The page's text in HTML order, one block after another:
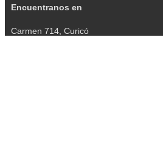
Encuentranos en
Carmen 714, Curicó